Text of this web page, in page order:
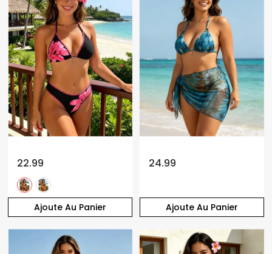
Ajoute Au Panier
22.99
Ajoute Au Panier
24.99